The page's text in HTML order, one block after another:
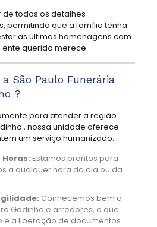
de todos os detalhes
permitindo que a família tenha
as últimas homenagens com
querido merece.
São Paulo Funerária
?
para atender a região
, nossa unidade oferece
um serviço humanizado:
Estamos prontos para
a qualquer hora do dia ou da
Conhecemos bem a
Godinho e arredores, o que
e a liberação de documentos.